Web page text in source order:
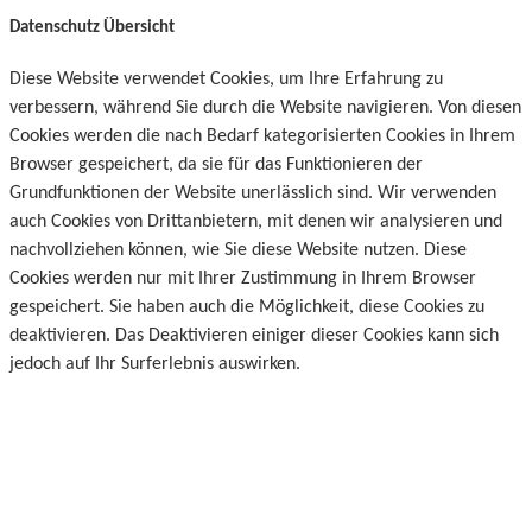
Datenschutz Übersicht
Diese Website verwendet Cookies, um Ihre Erfahrung zu
verbessern, während Sie durch die Website navigieren. Von diesen
Cookies werden die nach Bedarf kategorisierten Cookies in Ihrem
Browser gespeichert, da sie für das Funktionieren der
Grundfunktionen der Website unerlässlich sind. Wir verwenden
auch Cookies von Drittanbietern, mit denen wir analysieren und
nachvollziehen können, wie Sie diese Website nutzen. Diese
Cookies werden nur mit Ihrer Zustimmung in Ihrem Browser
gespeichert. Sie haben auch die Möglichkeit, diese Cookies zu
deaktivieren. Das Deaktivieren einiger dieser Cookies kann sich
jedoch auf Ihr Surferlebnis auswirken.